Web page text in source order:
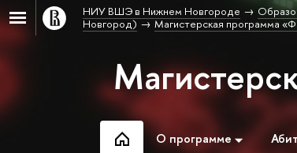
НИУ ВШЭ в Нижнем Новгороде
Новгород)
Магистерская программа
О программе